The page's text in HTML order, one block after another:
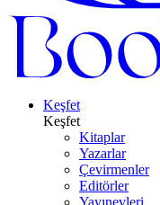
Keşfet
Keşfet
Kitaplar
Yazarlar
Çevirmenler
Editörler
Yayınevleri